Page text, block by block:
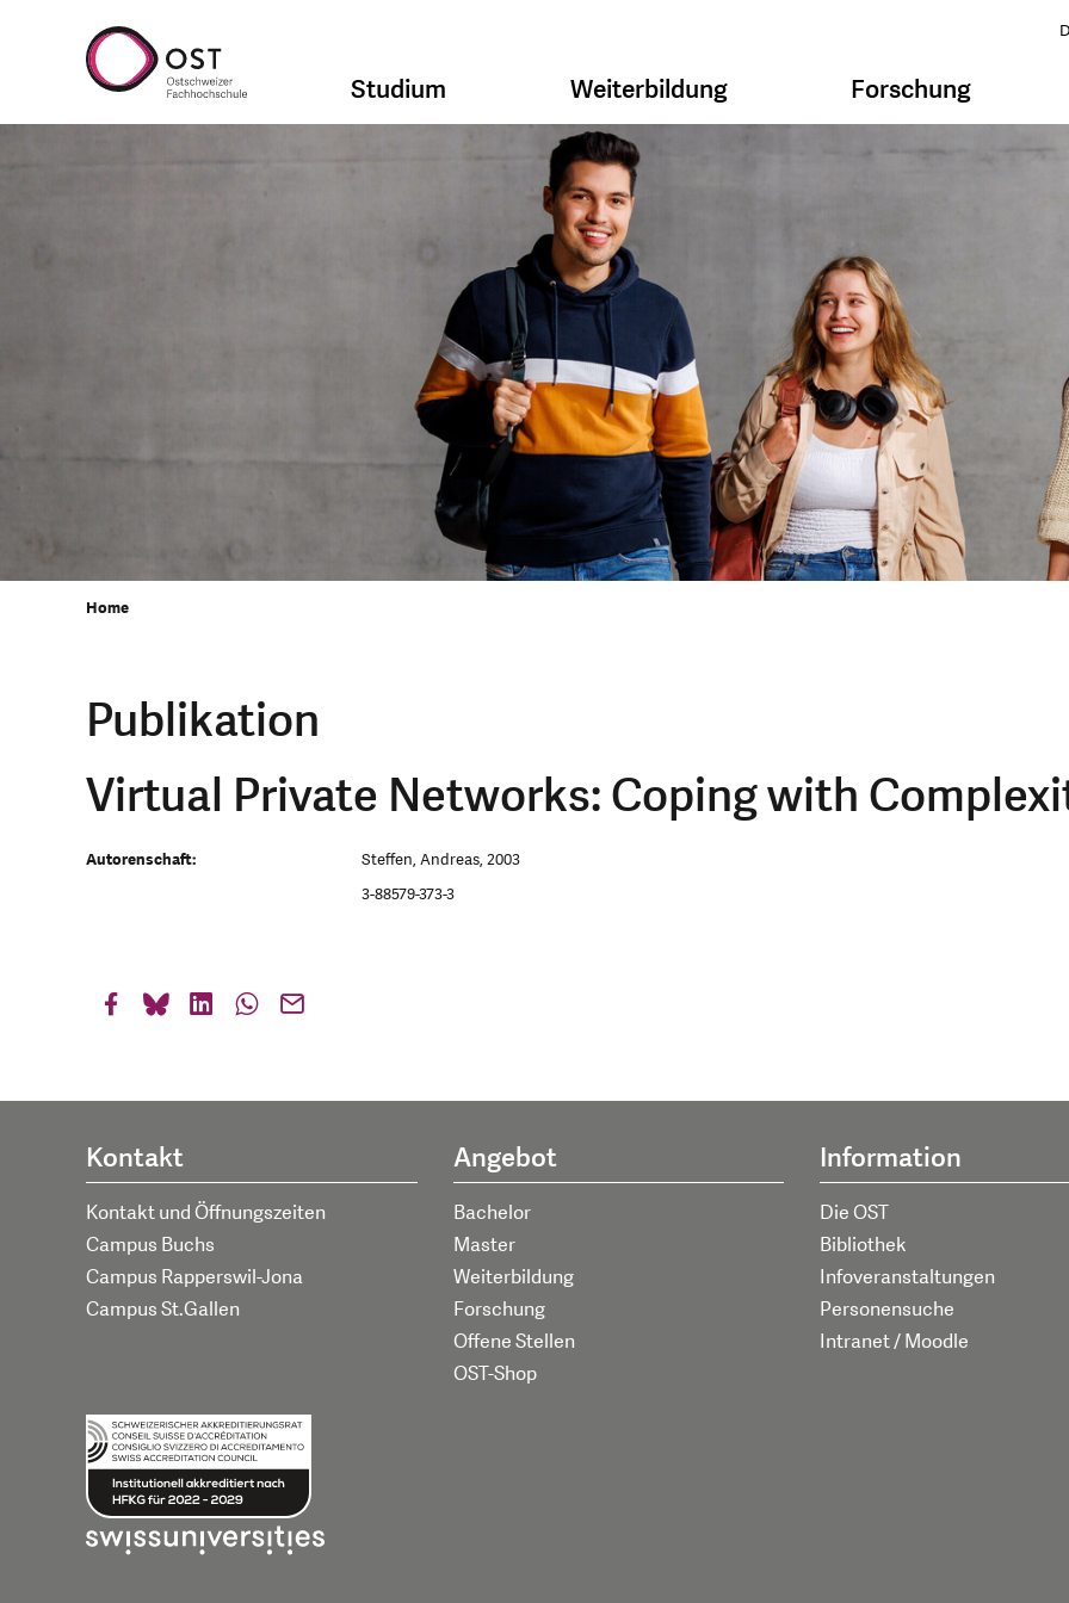
Studium Weiterbildung Forschung
Home
Publikation
Virtual Private Networks: Coping with
Autorenschaft:
Steffen, Andreas, 2003
3-88579-373-3
Kontakt
Kontakt und Öffnungszeiten
Campus Buchs
Campus Rapperswil-Jona
Campus St.Gallen
Angebot
Bachelor
Master
Weiterbildung
Forschung
Offene Stellen
OST-Shop
Information
Die OST
Bibliothek
Infoveranstaltungen
Personensuche
Intranet / Moodle